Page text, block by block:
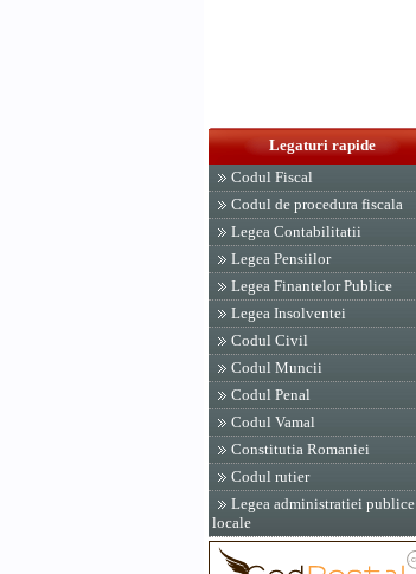
Legaturi rapide
Codul Fiscal
Codul de procedura fiscala
Legea Contabilitatii
Legea Pensiilor
Legea Finantelor Publice
Legea Insolventei
Codul Civil
Codul Muncii
Codul Penal
Codul Vamal
Constitutia Romaniei
Codul rutier
Legea administratiei publice
locale